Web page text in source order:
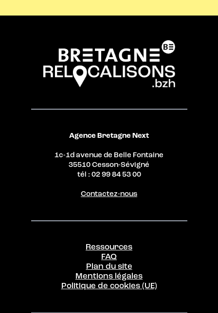
Agence Bretagne Next
1c-1d avenue de Belle Fontaine
35510 Cesson-Sévigné
tél : 02 99 84 53 00
Contactez-nous
Ressources
FAQ
Plan du site
Mentions légales
Politique de cookies (UE)